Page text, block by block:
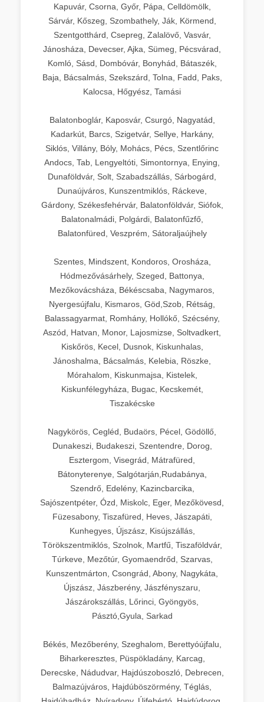
Kapuvár, Csorna, Győr, Pápa, Celldömölk,
Sárvár, Kőszeg, Szombathely, Ják, Körmend,
Szentgotthárd, Csepreg, Zalalövő, Vasvár,
Jánosháza, Devecser, Ajka, Sümeg, Pécsvárad,
Komló, Sásd, Dombóvár, Bonyhád, Bátaszék,
Baja, Bácsalmás, Szekszárd, Tolna, Fadd, Paks,
Kalocsa, Hőgyész, Tamási
Balatonboglár, Kaposvár, Csurgó, Nagyatád,
Kadarkút, Barcs, Szigetvár, Sellye, Harkány,
Siklós, Villány, Bóly, Mohács, Pécs, Szentlőrinc
Andocs, Tab, Lengyeltóti, Simontornya, Enying,
Dunaföldvár, Solt, Szabadszállás, Sárbogárd,
Dunaújváros, Kunszentmiklós, Ráckeve,
Gárdony, Székesfehérvár, Balatonföldvár, Siófok,
Balatonalmádi, Polgárdi, Balatonfűzfő,
Balatonfüred, Veszprém, Sátoraljaújhely
Szentes, Mindszent, Kondoros, Orosháza,
Hódmezővásárhely, Szeged, Battonya,
Mezőkovácsháza, Békéscsaba, Nagymaros,
Nyergesújfalu, Kismaros, Göd,Szob, Rétság,
Balassagyarmat, Romhány, Hollókő, Szécsény,
Aszód, Hatvan, Monor, Lajosmizse, Soltvadkert,
Kiskőrös, Kecel, Dusnok, Kiskunhalas,
Jánoshalma, Bácsalmás, Kelebia, Röszke,
Mórahalom, Kiskunmajsa, Kistelek,
Kiskunfélegyháza, Bugac, Kecskemét,
Tiszakécske
Nagykörös, Cegléd, Budaörs, Pécel, Gödöllő,
Dunakeszi, Budakeszi, Szentendre, Dorog,
Esztergom, Visegrád, Mátrafüred,
Bátonyterenye, Salgótarján,Rudabánya,
Szendrő, Edelény, Kazincbarcika,
Sajószentpéter, Ózd, Miskolc, Eger, Mezőkövesd,
Füzesabony, Tiszafüred, Heves, Jászapáti,
Kunhegyes, Újszász, Kisújszállás,
Törökszentmiklós, Szolnok, Martfű, Tiszaföldvár,
Túrkeve, Mezőtúr, Gyomaendrőd, Szarvas,
Kunszentmárton, Csongrád, Abony, Nagykáta,
Újszász, Jászberény, Jászfényszaru,
Jászárokszállás, Lőrinci, Gyöngyös,
Pásztó,Gyula, Sarkad
Békés, Mezőberény, Szeghalom, Berettyóújfalu,
Biharkeresztes, Püspökladány, Karcag,
Derecske, Nádudvar, Hajdúszoboszló, Debrecen,
Balmazújváros, Hajdúböszörmény, Téglás,